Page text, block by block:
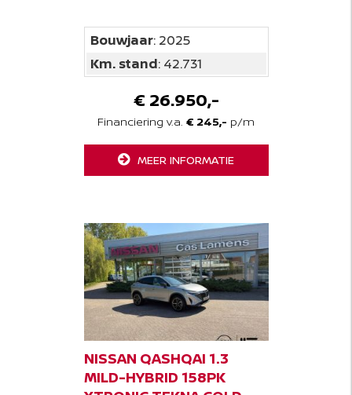
Bouwjaar: 2025
Km. stand: 42.731
€ 26.950,-
Financiering v.a. € 245,- p/m
MEER INFORMATIE
NISSAN QASHQAI 1.3
MILD-HYBRID 158PK